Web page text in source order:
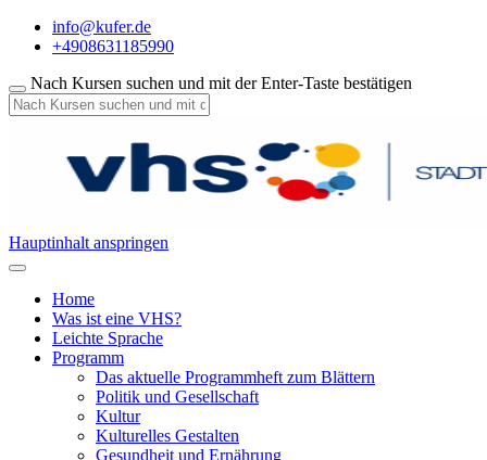
info@kufer.de
+4908631185990
Nach Kursen suchen und mit der Enter-Taste bestätigen
Hauptinhalt anspringen
Home
Was ist eine VHS?
Leichte Sprache
Programm
Das aktuelle Programmheft zum Blättern
Politik und Gesellschaft
Kultur
Kulturelles Gestalten
Gesundheit und Ernährung